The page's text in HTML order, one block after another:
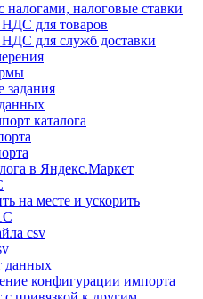
налогами, налоговые ставки
для товаров
для служб доставки
задания
каталога
в Яндекс.Маркет
на месте и ускорить
csv
данных
конфигурации импорта